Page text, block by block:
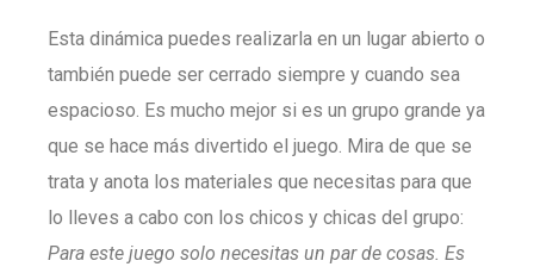
Esta dinámica puedes realizarla en un lugar abierto o
también puede ser cerrado siempre y cuando sea
espacioso. Es mucho mejor si es un grupo grande ya
que se hace más divertido el juego. Mira de que se
trata y anota los materiales que necesitas para que
lo lleves a cabo con los chicos y chicas del grupo:
Para este juego solo necesitas un par de cosas. Es